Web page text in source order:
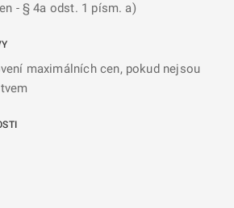
- § 4a odst. 1 písm. a)
maximálních cen, pokud nejsou